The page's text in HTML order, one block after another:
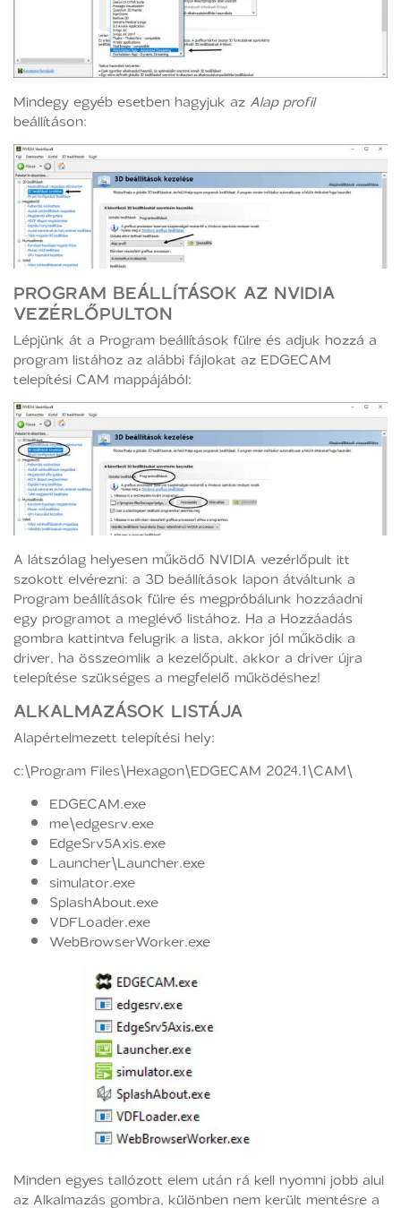
Mindegy egyéb esetben hagyjuk az Alap profil
beállításon:
PROGRAM BEÁLLÍTÁSOK AZ NVIDIA
VEZÉRLŐPULTON
Lépjünk át a Program beállítások fülre és adjuk hozzá a
program listához az alábbi fájlokat az EDGECAM
telepítési CAM mappájából:
A látszólag helyesen működő NVIDIA vezérlőpult itt
szokott elvérezni: a 3D beállítások lapon átváltunk a
Program beállítások fülre és megpróbálunk hozzáadni
egy programot a meglévő listához. Ha a Hozzáadás
gombra kattintva felugrik a lista, akkor jól működik a
driver, ha összeomlik a kezelőpult, akkor a driver újra
telepítése szükséges a megfelelő működéshez!
ALKALMAZÁSOK LISTÁJA
Alapértelmezett telepítési hely:
c:\Program Files\Hexagon\EDGECAM 2024.1\CAM\
EDGECAM.exe
me\edgesrv.exe
EdgeSrv5Axis.exe
Launcher\Launcher.exe
simulator.exe
SplashAbout.exe
VDFLoader.exe
WebBrowserWorker.exe
Minden egyes tallózott elem után rá kell nyomni jobb alul
az Alkalmazás gombra, különben nem került mentésre a